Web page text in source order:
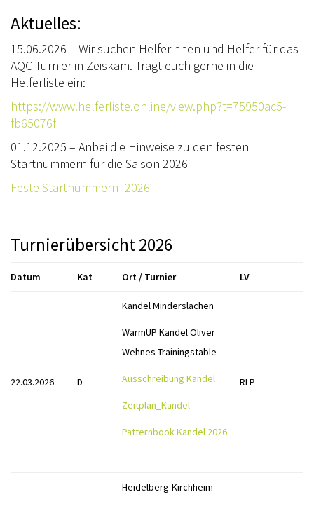
ONLINE SHOP
SPONSOREN
TURNIERSPORT
TURNIERE 2026
JUGEND
KONTAKT
Aktuelles:
15.06.2026 – Wir suchen Helferinnen und Helfer für das
AQC Turnier in Zeiskam. Tragt euch gerne in die
Helferliste ein:
https://www.helferliste.online/view.php?t=75950ac5-
fb65076f
01.12.2025 – Anbei die Hinweise zu den festen
Startnummern für die Saison 2026
Feste Startnummern_2026
Turnierübersicht 2026
Datum Kat Ort / Turnier LV
22.03.2026 D
Kandel Minderslachen
WarmUP Kandel Oliver
Wehnes Trainingstable
Ausschreibung Kandel
Zeitplan_Kandel
Patternbook Kandel 2026
RLP
Heidelberg-Kirchheim